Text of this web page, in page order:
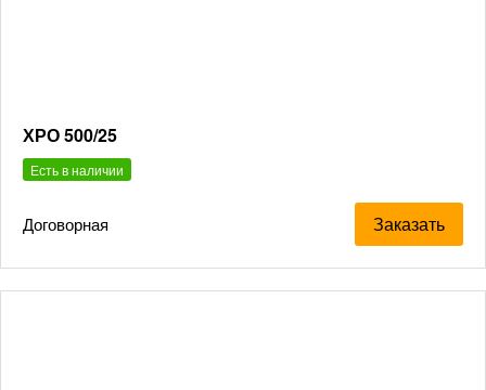
ХРО 500/25
Есть в наличии
Договорная Заказать